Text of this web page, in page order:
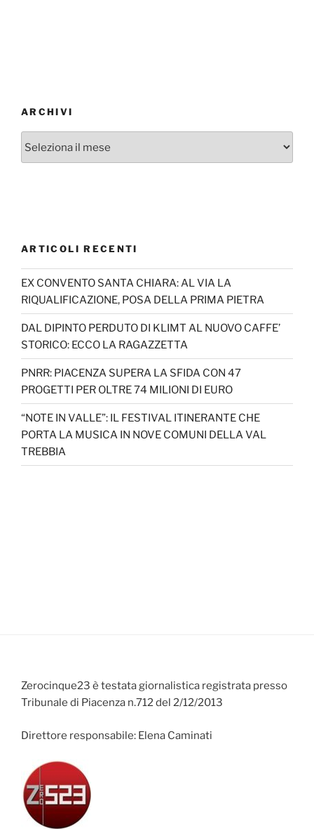
ARCHIVI
ARTICOLI RECENTI
EX CONVENTO SANTA CHIARA: AL VIA LA
RIQUALIFICAZIONE, POSA DELLA PRIMA PIETRA
DAL DIPINTO PERDUTO DI KLIMT AL NUOVO CAFFE’
STORICO: ECCO LA RAGAZZETTA
PNRR: PIACENZA SUPERA LA SFIDA CON 47
PROGETTI PER OLTRE 74 MILIONI DI EURO
“NOTE IN VALLE”: IL FESTIVAL ITINERANTE CHE
PORTA LA MUSICA IN NOVE COMUNI DELLA VAL
TREBBIA
Zerocinque23 è testata giornalistica registrata presso
Tribunale di Piacenza n.712 del 2/12/2013
Direttore responsabile: Elena Caminati